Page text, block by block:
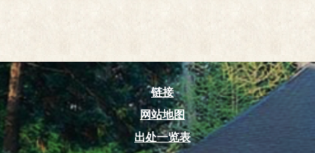
链接
网站地图
出处一览表